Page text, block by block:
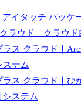
イタッチ パッケ
ラウド｜クラウド
ラス クラウド｜
ステム
ラス クラウド｜ひ
システム